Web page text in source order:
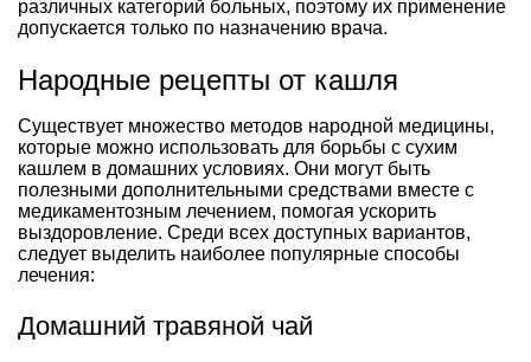
различных категорий больных, поэтому их применение
допускается только по назначению врача.
Народные рецепты от кашля
Существует множество методов народной медицины,
которые можно использовать для борьбы с сухим
кашлем в домашних условиях. Они могут быть
полезными дополнительными средствами вместе с
медикаментозным лечением, помогая ускорить
выздоровление. Среди всех доступных вариантов,
следует выделить наиболее популярные способы
лечения:
Домашний травяной чай